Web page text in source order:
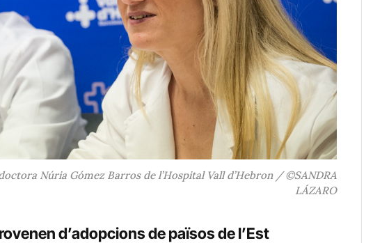
Núria Gómez Barros de l’Hospital Vall d’Hebron / ©SANDRA
LÁZARO
d’adopcions de països de l’Est